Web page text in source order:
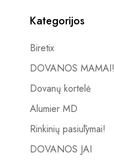
Kategorijos
Biretix
DOVANOS MAMAI!
Dovanų kortelė
Alumier MD
Rinkinių pasiūlymai!
DOVANOS JAI